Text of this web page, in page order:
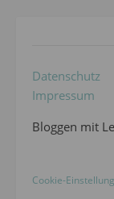
Datenschutz
Impressum
Bloggen mit
Cookie-